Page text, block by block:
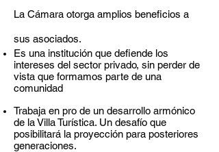
La Cámara otorga amplios beneficios a
sus asociados.
Es una institución que defiende los
intereses del sector privado, sin perder de
vista que formamos parte de una
comunidad
Trabaja en pro de un desarrollo armónico
de la Villa Turística. Un desafío que
posibilitará la proyección para posteriores
generaciones.